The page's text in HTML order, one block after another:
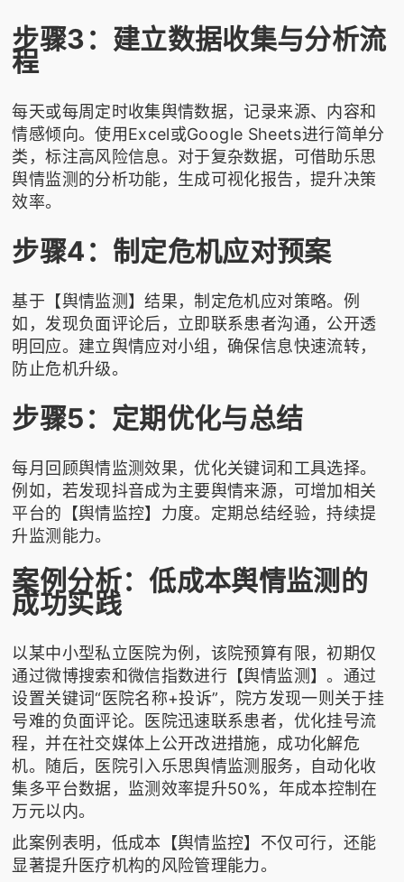
步骤3：建立数据收集与分析流
程
每天或每周定时收集舆情数据，记录来源、内容和
情感倾向。使用Excel或Google Sheets进行简单分
类，标注高风险信息。对于复杂数据，可借助乐思
舆情监测的分析功能，生成可视化报告，提升决策
效率。
步骤4：制定危机应对预案
基于【舆情监测】结果，制定危机应对策略。例
如，发现负面评论后，立即联系患者沟通，公开透
明回应。建立舆情应对小组，确保信息快速流转，
防止危机升级。
步骤5：定期优化与总结
每月回顾舆情监测效果，优化关键词和工具选择。
例如，若发现抖音成为主要舆情来源，可增加相关
平台的【舆情监控】力度。定期总结经验，持续提
升监测能力。
案例分析：低成本舆情监测的
成功实践
以某中小型私立医院为例，该院预算有限，初期仅
通过微博搜索和微信指数进行【舆情监测】。通过
设置关键词“医院名称+投诉”，院方发现一则关于挂
号难的负面评论。医院迅速联系患者，优化挂号流
程，并在社交媒体上公开改进措施，成功化解危
机。随后，医院引入乐思舆情监测服务，自动化收
集多平台数据，监测效率提升50%，年成本控制在
万元以内。
此案例表明，低成本【舆情监控】不仅可行，还能
显著提升医疗机构的风险管理能力。